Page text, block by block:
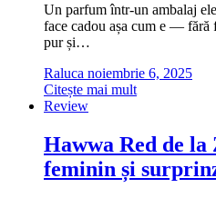
Un parfum într-un ambalaj
face cadou așa cum e — fără
pur și…
Raluca noiembrie 6, 2025
Citește mai mult
Review
Hawwa Red de
feminin și